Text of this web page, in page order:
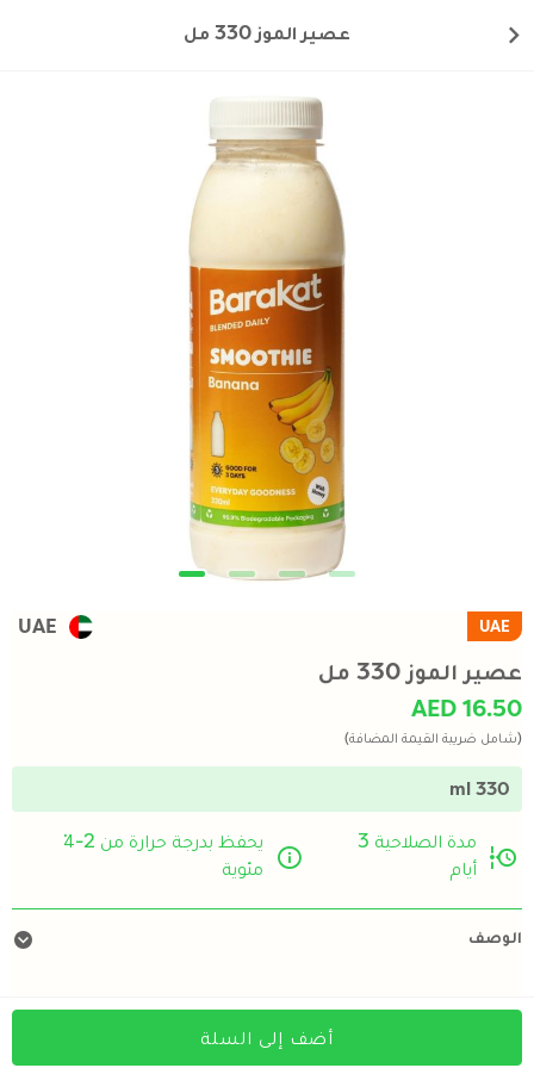
عصير الموز 330 مل
UAE
UAE
عصير الموز 330 مل
AED 16.50
(شامل ضريبة القيمة المضافة)
330 ml
مدة الصلاحية 3
أيام
يحفظ بدرجة حرارة من 2-4ْ
مئوية
الوصف
أضف إلى السلة